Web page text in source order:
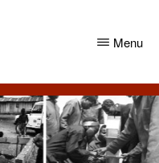
Menu